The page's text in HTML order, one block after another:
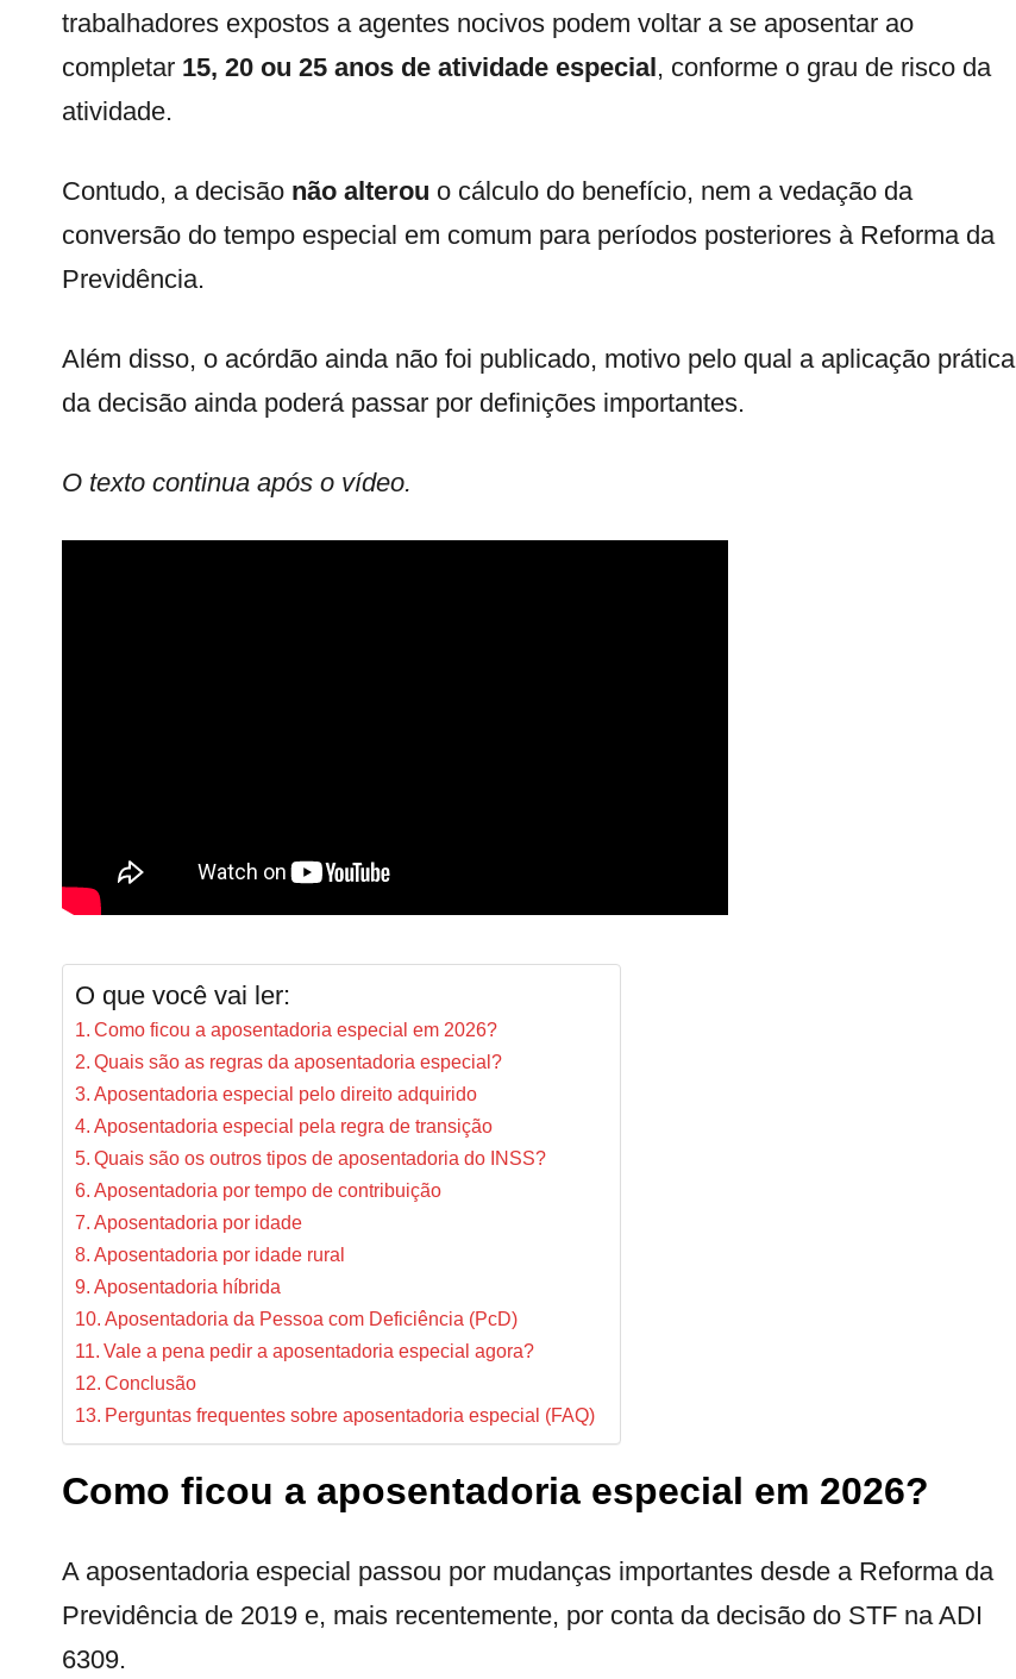
trabalhadores expostos a agentes nocivos podem voltar a se aposentar ao
completar 15, 20 ou 25 anos de atividade especial, conforme o grau de risco da
atividade.
Contudo, a decisão não alterou o cálculo do benefício, nem a vedação da
conversão do tempo especial em comum para períodos posteriores à Reforma da
Previdência.
Além disso, o acórdão ainda não foi publicado, motivo pelo qual a aplicação prática
da decisão ainda poderá passar por definições importantes.
O texto continua após o vídeo.
O que você vai ler:
Como ficou a aposentadoria especial em 2026?
Quais são as regras da aposentadoria especial?
Aposentadoria especial pelo direito adquirido
Aposentadoria especial pela regra de transição
Quais são os outros tipos de aposentadoria do INSS?
Aposentadoria por tempo de contribuição
Aposentadoria por idade
Aposentadoria por idade rural
Aposentadoria híbrida
Aposentadoria da Pessoa com Deficiência (PcD)
Vale a pena pedir a aposentadoria especial agora?
Conclusão
Perguntas frequentes sobre aposentadoria especial (FAQ)
Como ficou a aposentadoria especial em 2026?
A aposentadoria especial passou por mudanças importantes desde a Reforma da
Previdência de 2019 e, mais recentemente, por conta da decisão do STF na ADI
6309.